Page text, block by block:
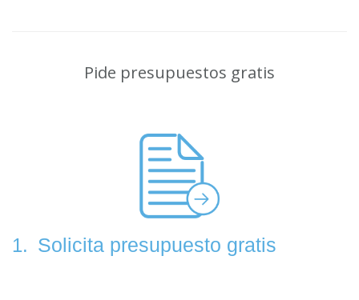
Pide presupuestos gratis
1. Solicita presupuesto gratis